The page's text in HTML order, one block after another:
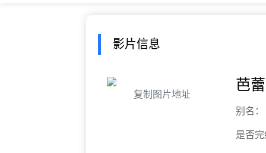
影片信息
复制图片地址
芭
别名：
是否